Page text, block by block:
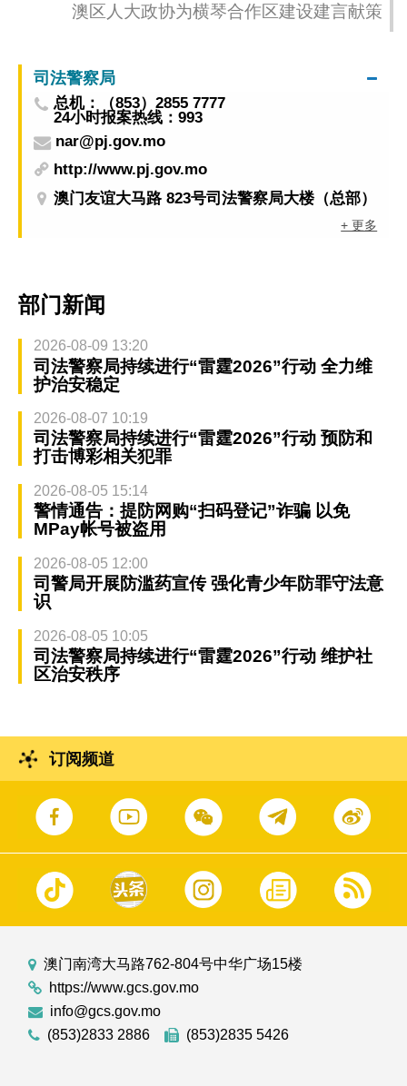
澳区人大政协为横琴合作区建设建言献策
司法警察局
总机：（853）2855 7777
24小时报案热线：993
nar@pj.gov.mo
http://www.pj.gov.mo
澳门友谊大马路 823号司法警察局大楼（总部）
+ 更多
部门新闻
2026-08-09 13:20
司法警察局持续进行“雷霆2026”行动 全力维
护治安稳定
2026-08-07 10:19
司法警察局持续进行“雷霆2026”行动 预防和
打击博彩相关犯罪
2026-08-05 15:14
警情通告：提防网购“扫码登记”诈骗 以免
MPay帐号被盗用
2026-08-05 12:00
司警局开展防滥药宣传 强化青少年防罪守法意
识
2026-08-05 10:05
司法警察局持续进行“雷霆2026”行动 维护社
区治安秩序
订阅频道
澳门南湾大马路762-804号中华广场15楼
https://www.gcs.gov.mo
info@gcs.gov.mo
(853)2833 2886
(853)2835 5426